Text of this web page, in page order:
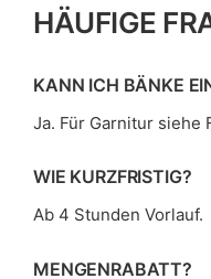
HÄUFIGE
KANN ICH BÄNKE
Ja. Für Garnitur siehe
WIE KURZFRISTIG?
Ab 4 Stunden Vorlauf.
MENGENRABATT?